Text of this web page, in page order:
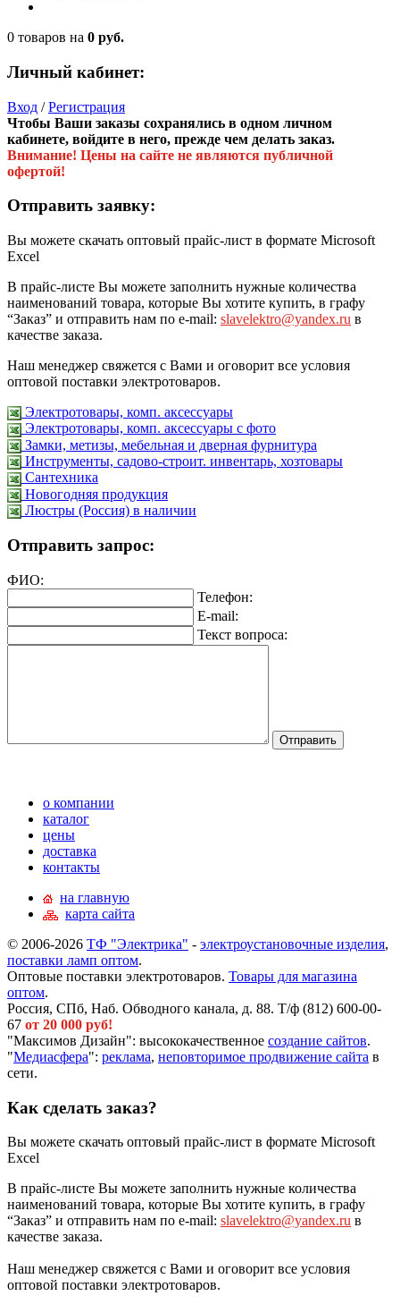
0 товаров на 0 руб.
Личный кабинет:
Вход /Регистрация
Чтобы Ваши заказы сохранялись в одном личном
кабинете, войдите в него, прежде чем делать заказ.
Внимание! Цены на сайте не являются публичной
офертой!
Отправить заявку:
Вы можете скачать оптовый прайс-лист в формате Microsoft
Excel
В прайс-листе Вы можете заполнить нужные количества
наименований товара, которые Вы хотите купить, в графу
“Заказ” и отправить нам по e-mail: slavelektro@yandex.ru в
качестве заказа.
Наш менеджер свяжется с Вами и оговорит все условия
оптовой поставки электротоваров.
Электротовары, комп. аксессуары
Электротовары, комп. аксессуары с фото
Замки, метизы, мебельная и дверная фурнитура
Инструменты, садово-строит. инвентарь, хозтовары
Сантехника
Новогодняя продукция
Люстры (Россия) в наличии
Отправить запрос:
ФИО:
Телефон:
E-mail:
Текст вопроса:
о компании
каталог
цены
доставка
контакты
на главную
карта сайта
© 2006-2026 ТФ "Электрика" - электроустановочные изделия,
поставки ламп оптом.
Оптовые поставки электротоваров. Товары для магазина
оптом.
Россия, СПб, Наб. Обводного канала, д. 88. Т/ф (812) 600-00-
67 от 20 000 руб!
"Максимов Дизайн": высококачественное создание сайтов.
"Медиасфера": реклама, неповторимое продвижение сайта в
сети.
Как сделать заказ?
Вы можете скачать оптовый прайс-лист в формате Microsoft
Excel
В прайс-листе Вы можете заполнить нужные количества
наименований товара, которые Вы хотите купить, в графу
“Заказ” и отправить нам по e-mail: slavelektro@yandex.ru в
качестве заказа.
Наш менеджер свяжется с Вами и оговорит все условия
оптовой поставки электротоваров.